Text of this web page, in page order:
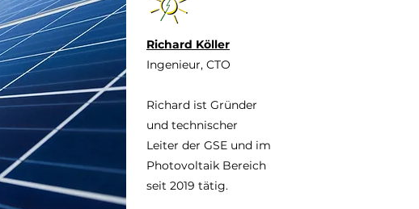
Richard Köller
Ingenieur, CTO
Richard ist Gründer
und technischer
Leiter der GSE und im
Photovoltaik Bereich
seit 2019 tätig.